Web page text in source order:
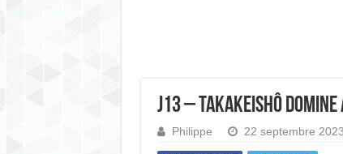
J13 – Takakeishô
Philippe 22 septembre 2023